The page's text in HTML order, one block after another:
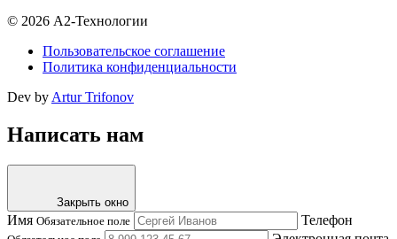
© 2026 А2-Технологии
Пользовательское соглашение
Политика конфиденциальности
Dev by Artur Trifonov
Написать нам
Закрыть окно
Имя Обязательное поле Телефон